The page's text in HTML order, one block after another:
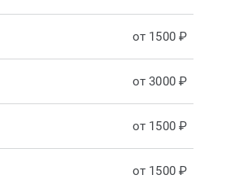
от 1500 ₽
от 3000 ₽
от 1500 ₽
от 1500 ₽